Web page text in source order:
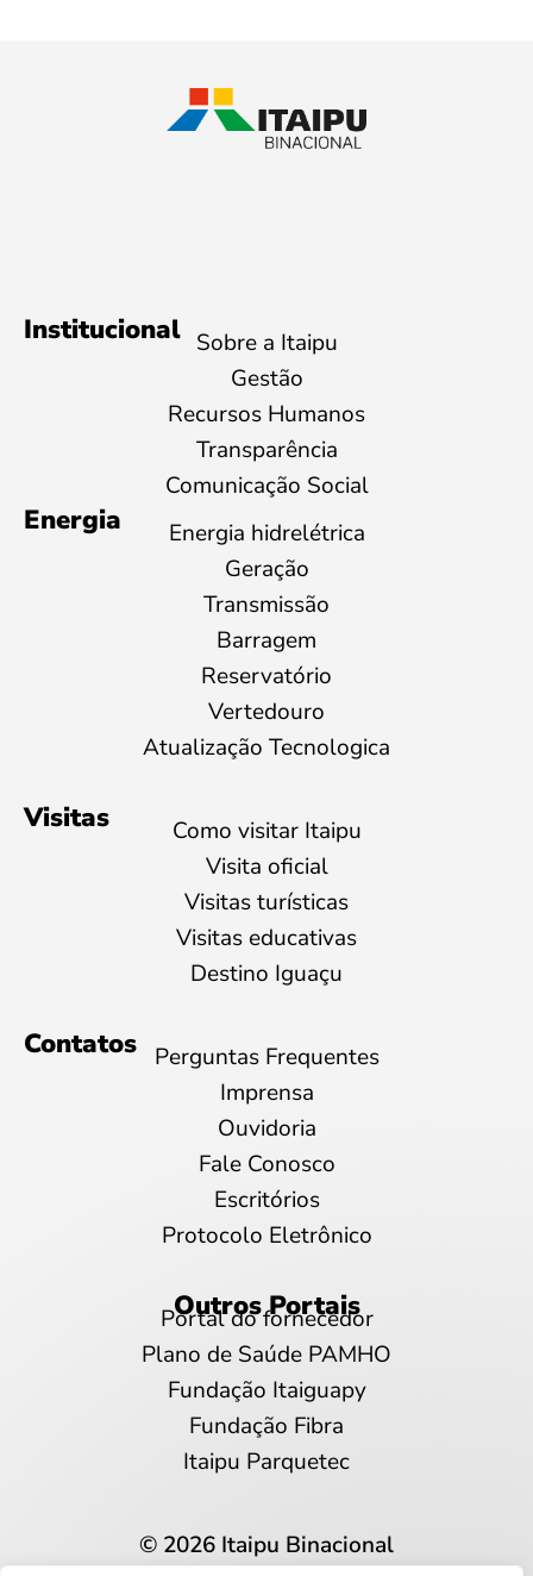
Institucional Sobre a Itaipu
Gestão
Recursos Humanos
Transparência
Comunicação Social
Energia
Energia hidrelétrica
Geração
Transmissão
Barragem
Reservatório
Vertedouro
Atualização Tecnologica
Visitas
Como visitar Itaipu
Visita oficial
Visitas turísticas
Visitas educativas
Destino Iguaçu
Contatos
Perguntas Frequentes
Imprensa
Ouvidoria
Fale Conosco
Escritórios
Protocolo Eletrônico
Outros Portais
Portal do fornecedor
Plano de Saúde PAMHO
Fundação Itaiguapy
Fundação Fibra
Itaipu Parquetec
© 2026 Itaipu Binacional